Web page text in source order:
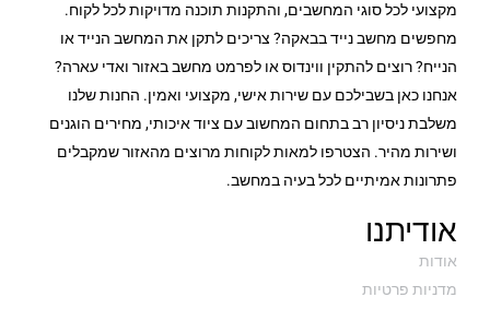
מקצועי לכל סוגי המחשבים, והתקנות תוכנה מדויקות לכל לקוח.
מחפשים מחשב נייד בבאקה? צריכים לתקן את המחשב הנייד או
הנייח? רוצים להתקין ווינדוס או לפרמט מחשב באזור ואדי עארה?
אנחנו כאן בשבילכם עם שירות אישי, מקצועי ואמין. החנות שלנו
משלבת ניסיון רב בתחום המחשוב עם ציוד איכותי, מחירים הוגנים
ושירות מהיר. הצטרפו למאות לקוחות מרוצים מהאזור שמקבלים
פתרונות אמיתיים לכל בעיה במחשב.
אודיתנו
אודות
מדניות פרטיות